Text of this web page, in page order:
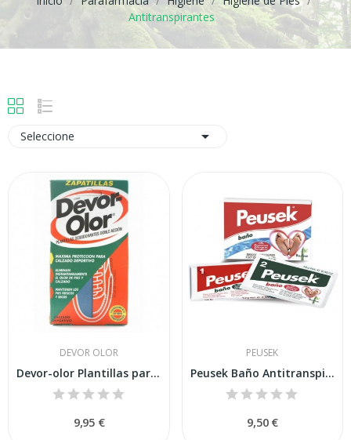
Antitranspirantes
Seleccione 
DEVOR OLOR
Devor-olor Plantillas para Zapatillas
9,95 €
PEUSEK
Peusek Baño Antitranspirante Pies 2 Sobres
9,50 €